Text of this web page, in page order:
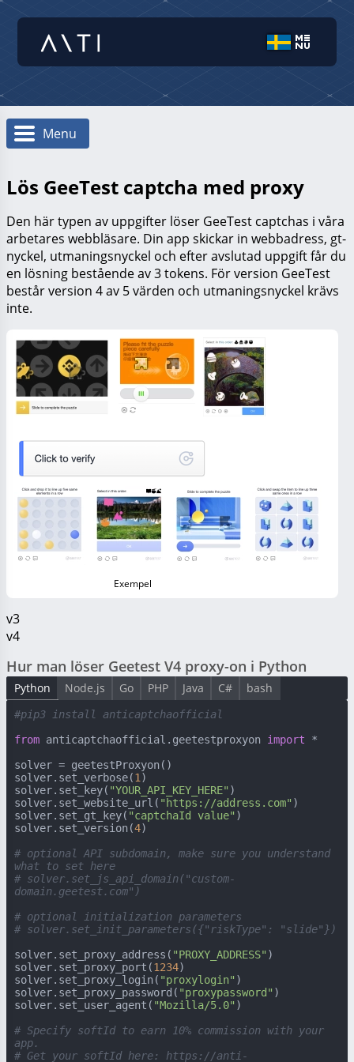
Menu
Lös GeeTest captcha med proxy
Den här typen av uppgifter löser GeeTest captchas i våra
arbetares webbläsare. Din app skickar in webbadress, gt-
nyckel, utmaningsnyckel och efter avslutad uppgift får du
en lösning bestående av 3 tokens. För version GeeTest
består version 4 av 5 värden och utmaningsnyckel krävs
inte.
Exempel
v3
v4
Python Node.js Go PHP Java C# bash
Hur man löser Geetest V4 proxy-on i Python
#pip3 install anticaptchaofficial
from anticaptchaofficial.geetestproxyon import *
solver = geetestProxyon()
solver.set_verbose(1 )
solver.set_key( "YOUR_API_KEY_HERE" )
solver.set_website_url( "https://address.com" )
solver.set_gt_key( "captchaId value" )
solver.set_version(4)
# optional API subdomain, make sure you understand
what to set here
# solver.set_js_api_domain("custom-
domain.geetest.com")
# optional initialization parameters
# solver.set_init_parameters({"riskType": "slide"})
solver.set_proxy_address( "PROXY_ADDRESS" )
solver.set_proxy_port(1234)
solver.set_proxy_login( "proxylogin" )
solver.set_proxy_password( "proxypassword" )
solver.set_user_agent( "Mozilla/5.0" )
# Specify softId to earn 10% commission with your
app.
# Get your softId here: https://anti-